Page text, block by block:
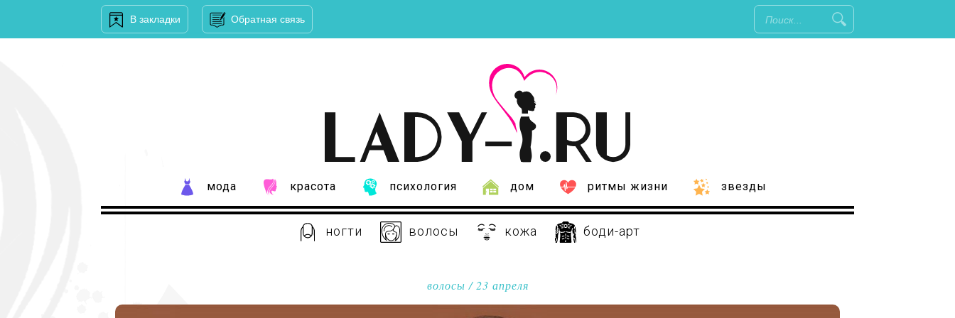
В закладки Обратная связь
мода красота психология дом ритмы жизни звезды
ногти волосы кожа боди-арт
волосы / 23 апреля